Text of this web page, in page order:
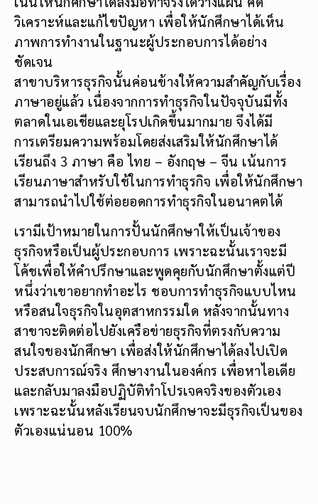
ตลาดในเอเชียและยุโรปเกิดขึ้นมากมาย จึงได้มี
การเตรียมความพร้อมโดยส่งเสริมให้นักศึกษาได้
เรียนถึง 3 ภาษา คือ ไทย – อังกฤษ – จีน เน้นการ
เรียนภาษาสำหรับใช้ในการทำธุรกิจ เพื่อให้นักศึกษา
สามารถนำไปใช้ต่อยอดการทำธุรกิจในอนาคตได้
เรามีเป้าหมายในการปั้นนักศึกษาให้เป็นเจ้าของ
ธุรกิจหรือเป็นผู้ประกอบการ เพราะฉะนั้นเราจะมี
โค้ชเพื่อให้คำปรึกษาและพูดคุยกับนักศึกษาตั้งแต่ปี
หนึ่งว่าเขาอยากทำอะไร ชอบการทำธุรกิจแบบไหน
หรือสนใจธุรกิจในอุตสาหกรรมใด หลังจากนั้นทาง
สาขาจะติดต่อไปยังเครือข่ายธุรกิจที่ตรงกับความ
สนใจของนักศึกษา เพื่อส่งให้นักศึกษาได้ลงไปเปิด
ประสบการณ์จริง ศึกษางานในองค์กร เพื่อหาไอเดีย
และกลับมาลงมือปฏิบัติทำโปรเจคจริงของตัวเอง
เพราะฉะนั้นหลังเรียนจบนักศึกษาจะมีธุรกิจเป็นของ
ตัวเองแน่นอน 100%
Share: